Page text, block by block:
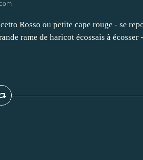
Rosso ou petite cape rouge - se
rame de haricot écossais à écosser